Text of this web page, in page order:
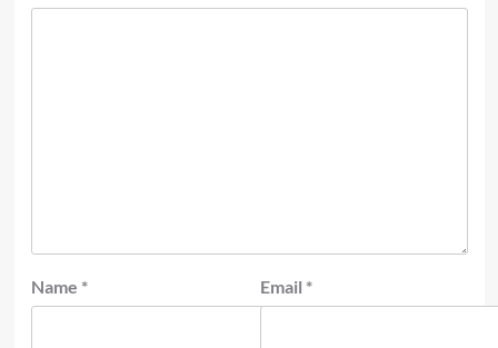
Name * Email *